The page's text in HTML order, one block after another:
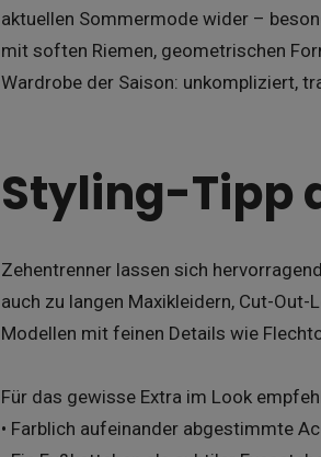
aktuellen Sommermode wider –
mit soften Riemen, geometrischen
Wardrobe der Saison: unkompliziert,
Styling-Tipp
Zehentrenner lassen sich
auch zu langen Maxikleidern, Cut-
Modellen mit feinen Details wie
Für das gewisse Extra im Look
• Farblich aufeinander abgestimmte